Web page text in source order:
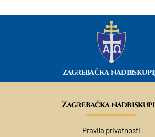
ZAGREBAČKA
Zagrebačka
Pravila privatnosti